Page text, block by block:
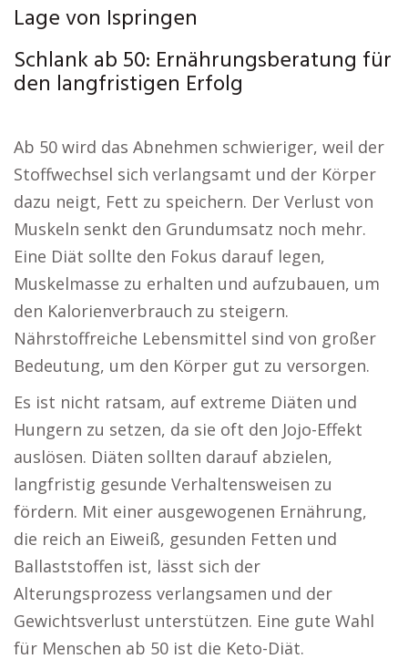
Lage von Ispringen
Schlank ab 50: Ernährungsberatung für
den langfristigen Erfolg
Ab 50 wird das Abnehmen schwieriger, weil der
Stoffwechsel sich verlangsamt und der Körper
dazu neigt, Fett zu speichern. Der Verlust von
Muskeln senkt den Grundumsatz noch mehr.
Eine Diät sollte den Fokus darauf legen,
Muskelmasse zu erhalten und aufzubauen, um
den Kalorienverbrauch zu steigern.
Nährstoffreiche Lebensmittel sind von großer
Bedeutung, um den Körper gut zu versorgen.
Es ist nicht ratsam, auf extreme Diäten und
Hungern zu setzen, da sie oft den Jojo-Effekt
auslösen. Diäten sollten darauf abzielen,
langfristig gesunde Verhaltensweisen zu
fördern. Mit einer ausgewogenen Ernährung,
die reich an Eiweiß, gesunden Fetten und
Ballaststoffen ist, lässt sich der
Alterungsprozess verlangsamen und der
Gewichtsverlust unterstützen. Eine gute Wahl
für Menschen ab 50 ist die Keto-Diät.